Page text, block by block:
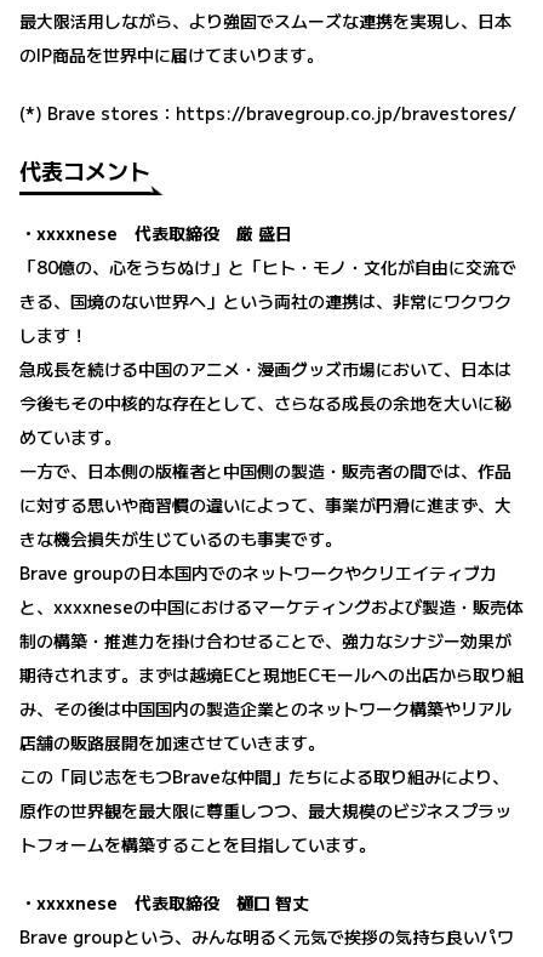
最大限活用しながら、より強固でスムーズな連携を実現し、日本
のIP商品を世界中に届けてまいります。
(*) Brave stores： https://bravegroup.co.jp/bravestores/
代表コメント
・xxxxnese 代表取締役 厳 盛日
「80億の、心をうちぬけ」と「ヒト・モノ・文化が自由に交流で
きる、国境のない世界へ」という両社の連携は、非常にワクワク
します！
急成長を続ける中国のアニメ・漫画グッズ市場において、日本は
今後もその中核的な存在として、さらなる成長の余地を大いに秘
めています。
一方で、日本側の版権者と中国側の製造・販売者の間では、作品
に対する思いや商習慣の違いによって、事業が円滑に進まず、大
きな機会損失が生じているのも事実です。
Brave groupの日本国内でのネットワークやクリエイティブ力
と、xxxxneseの中国におけるマーケティングおよび製造・販売体
制の構築・推進力を掛け合わせることで、強力なシナジー効果が
期待されます。まずは越境ECと現地ECモールへの出店から取り組
み、その後は中国国内の製造企業とのネットワーク構築やリアル
店舗の販路展開を加速させていきます。
この「同じ志をもつBraveな仲間」たちによる取り組みにより、
原作の世界観を最大限に尊重しつつ、最大規模のビジネスプラッ
トフォームを構築することを目指しています。
・xxxxnese 代表取締役 樋口 智丈
Brave groupという、みんな明るく元気で挨拶の気持ち良いパワ